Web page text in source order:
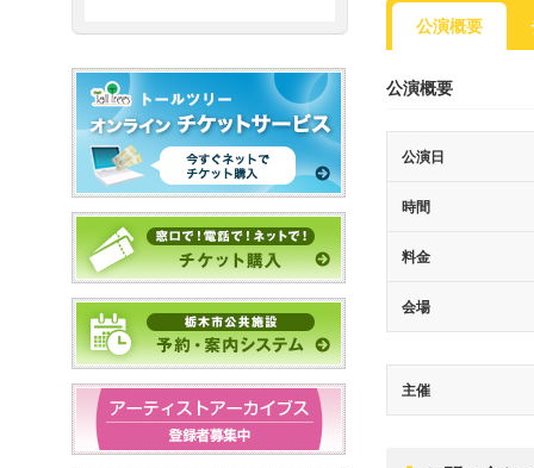
公演概要
公演概要
公演日
時間
料金
会場
主催